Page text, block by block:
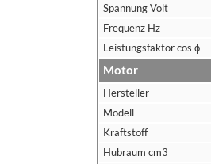
Spannung Volt
Frequenz Hz
Leistungsfaktor cos ϕ
Motor
Hersteller
Modell
Kraftstoff
Hubraum cm3